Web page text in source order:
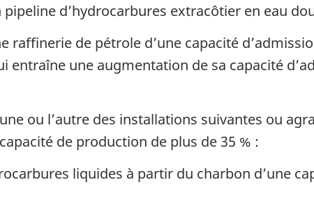
d’hydrocarbures extracôtier en eau
de pétrole d’une capacité
entraîne une augmentation de sa capacité
ou l’autre des installations suivantes ou
de production de plus de 35 % :
liquides à partir du charbon d’une